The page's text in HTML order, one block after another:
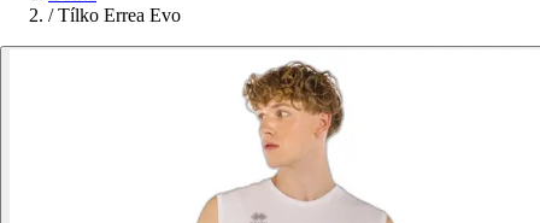
/ Tílko Errea Evo